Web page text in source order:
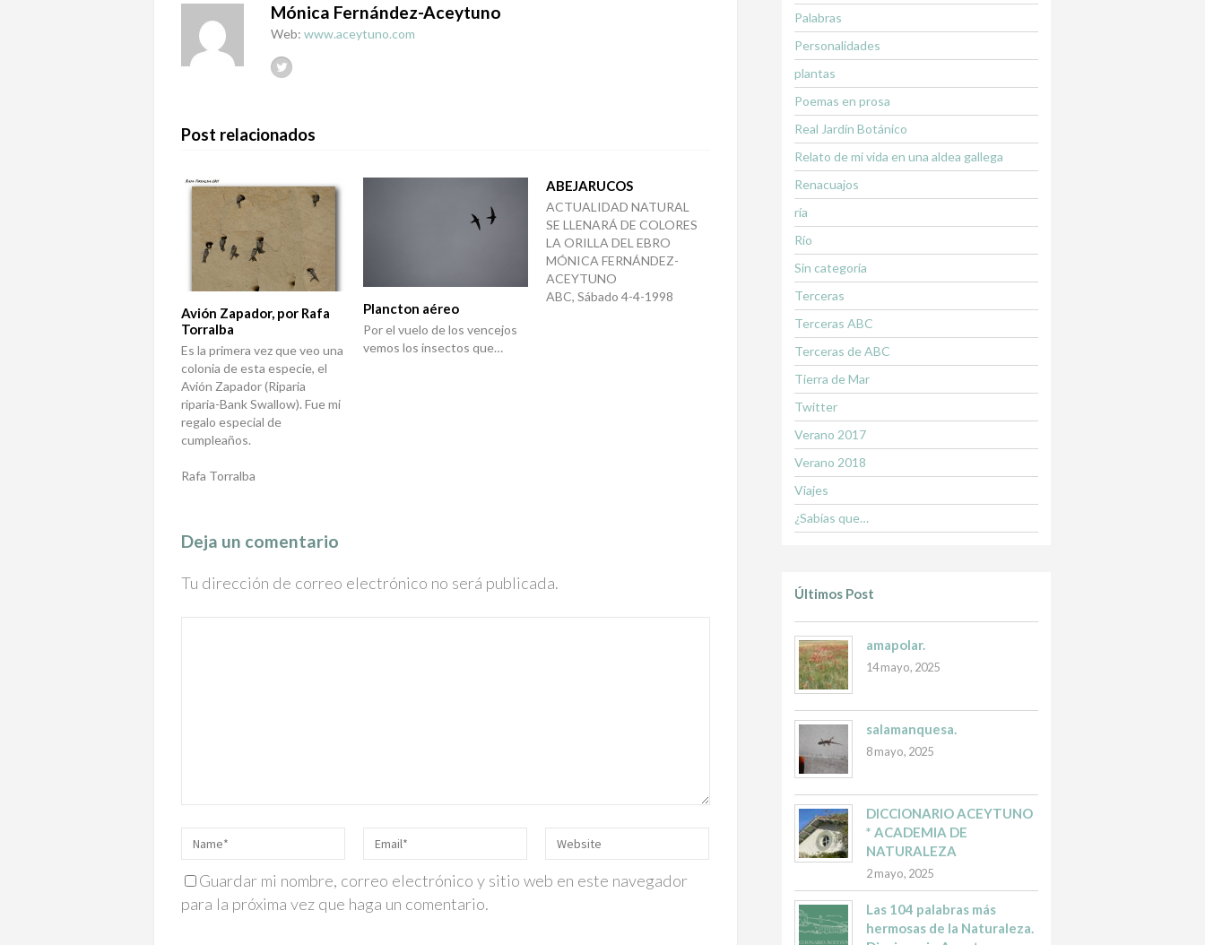
Mónica Fernández-Aceytuno
Web: www.aceytuno.com
Post relacionados
Avión Zapador, por Rafa
Torralba
Es la primera vez que veo una
colonia de esta especie, el
Avión Zapador (Riparia
riparia-Bank Swallow). Fue mi
regalo especial de
cumpleaños.
Rafa Torralba
Plancton aéreo
Por el vuelo de los vencejos
vemos los insectos que…
ABEJARUCOS
ACTUALIDAD NATURAL
SE LLENARÁ DE COLORES
LA ORILLA DEL EBRO
MÓNICA FERNÁNDEZ-
ACEYTUNO
ABC, Sábado 4-4-1998
Deja un comentario
Tu dirección de correo electrónico no será publicada.
Guardar mi nombre, correo electrónico y sitio web en este navegador
para la próxima vez que haga un comentario.
Palabras
Personalidades
plantas
Poemas en prosa
Real Jardín Botánico
Relato de mi vida en una aldea gallega
Renacuajos
ría
Río
Sin categoría
Terceras
Terceras ABC
Terceras de ABC
Tierra de Mar
Twitter
Verano 2017
Verano 2018
Viajes
¿Sabías que…
Últimos Post
amapolar.
14 mayo, 2025
salamanquesa.
8 mayo, 2025
DICCIONARIO ACEYTUNO
* ACADEMIA DE
NATURALEZA
2 mayo, 2025
Las 104 palabras más
hermosas de la Naturaleza.